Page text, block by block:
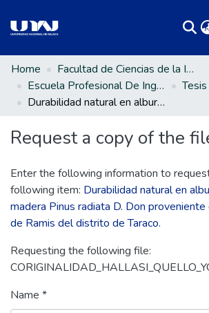
Communities & Collections
All of DSpace
Statistics
Home
Facultad de Ciencias de la Ingeniería
Escuela Profesional De Ingeniería Ambiental Y Forestal
Tesis
Durabilidad natural en albura y duramen de la madera Pinus radiata D. Don proveniente del centro poblado de Ramis del distrito de Taraco.
Request a copy of the
Enter the following information to
following item: Durabilidad natural en
madera Pinus radiata D. Don
de Ramis del distrito de Taraco.
Requesting the following file:
Name *